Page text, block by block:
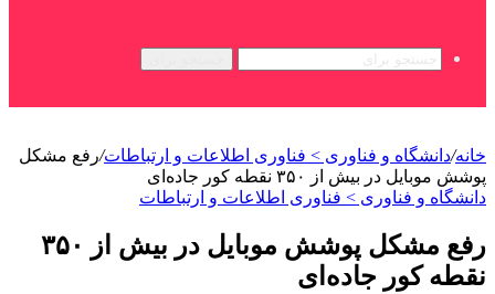
خانه/دانشگاه و فناوری > فناوری اطلاعات و ارتباطات/رفع مشکل
پوشش موبایل در بیش از ۳۵۰ نقطه کور جاده‌ای
دانشگاه و فناوری > فناوری اطلاعات و ارتباطات
رفع مشکل پوشش موبایل در بیش از ۳۵۰
نقطه کور جاده‌ای